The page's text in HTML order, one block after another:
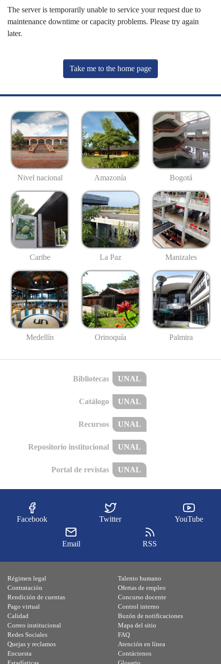
The server is temporarily unable to service your request due to
maintenance downtime or capacity problems. Please try again
later.
Take me to the home page
Nivel nacional Amazonía Bogotá
Caribe La Paz Manizales
Medellín Orinoquía Palmira
Bibliotecas UNAL
Catálogo UNAL
Recursos UNAL
Repositorio institucional UNAL
Portal de revistas UNAL
Facebook Twitter YouTube
Email RSS
Régimen legal
Contratación
Rendición de cuentas
Pago virtual
Calidad
Talento humano
Ofertas de empleo
Concurso docente
Control interno
Buzón de notificaciones
Correo institucional
Redes Sociales
Quejas y reclamos
Encuesta
Mapa del sitio
FAQ
Atención en línea
Contáctenos